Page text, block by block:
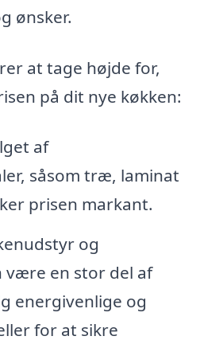
ønsker.
at tage højde for,
på dit nye køkken:
af
såsom træ, laminat
prisen markant.
og
være en stor del af
energivenlige og
for at sikre